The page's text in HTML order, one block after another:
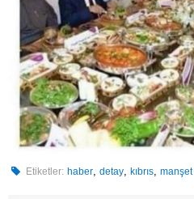
Etiketler: haber,detay,kıbrıs,manşet